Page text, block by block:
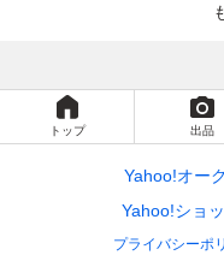
トップ 出品
Yahoo!オー
Yahoo!ショ
プライバシーポ